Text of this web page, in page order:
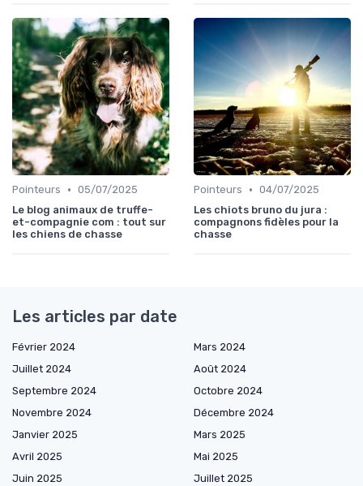
Pointeurs • 05/07/2025
Le blog animaux de truffe-
et-compagnie com : tout sur
les chiens de chasse
Pointeurs • 04/07/2025
Les chiots bruno du jura :
compagnons fidèles pour la
chasse
Les articles par date
Février 2024
Mars 2024
Juillet 2024
Août 2024
Septembre 2024
Octobre 2024
Novembre 2024
Décembre 2024
Janvier 2025
Mars 2025
Avril 2025
Mai 2025
Juin 2025
Juillet 2025